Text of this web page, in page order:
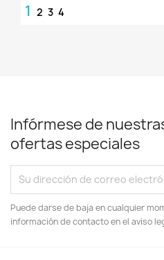
1 2 3 4
Infórmese de
ofertas especiales
Puede darse de baja en cualquier
información de contacto en el aviso